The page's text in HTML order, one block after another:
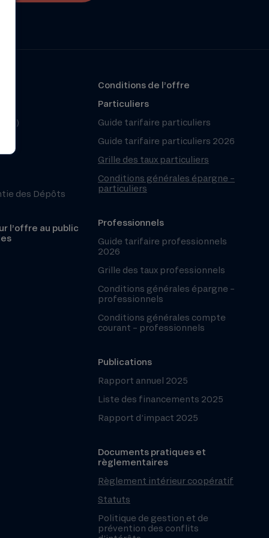
des Dépôts
l’offre au public
Conditions de l’offre
Particuliers
Guide tarifaire particuliers
Guide tarifaire particuliers 2026
Grille des taux particuliers
Conditions générales épargne –
particuliers
Professionnels
Guide tarifaire professionnels
2026
Grille des taux professionnels
Conditions générales épargne –
professionnels
Conditions générales compte
courant – professionnels
Publications
Rapport annuel 2025
Liste des financements 2025
Rapport d’impact 2025
Documents pratiques et
règlementaires
Règlement intérieur coopératif
Statuts
Politique de gestion et de
prévention des conflits